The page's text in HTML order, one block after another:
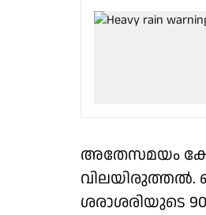
അതേസമയം
വിലയിരുത്തൽ.
ശരാശരിയുടെ